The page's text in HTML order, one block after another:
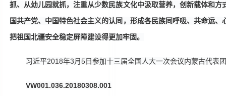
抓、从幼儿园就抓，注重从少数民族文化中汲取营养，创新载体和
国共产党、中国特色社会主义的认同，形成各民族同呼吸、共命运
把祖国北疆安全稳定屏障建设得更加牢固。
习近平2018年3月5日参加十三届全国人大一次会议内蒙古代表
VW001.036.20180308.001